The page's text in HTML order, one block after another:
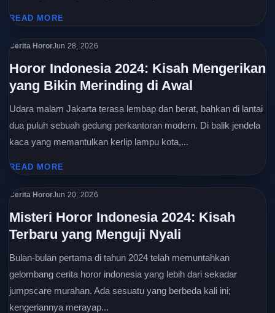
READ MORE
Cerita HororJun 28, 2026
Horor Indonesia 2024: Kisah Mengerikan
yang Bikin Merinding di Awal
Udara malam Jakarta terasa lembap dan berat, bahkan di lantai
dua puluh sebuah gedung perkantoran modern. Di balik jendela
kaca yang memantulkan kerlip lampu kota,...
READ MORE
Cerita HororJun 20, 2026
Misteri Horor Indonesia 2024: Kisah
Terbaru yang Menguji Nyali
Bulan-bulan pertama di tahun 2024 telah memuntahkan
gelombang cerita horor indonesia yang lebih dari sekadar
jumpscare murahan. Ada sesuatu yang berbeda kali ini;
kengeriannya merayap...